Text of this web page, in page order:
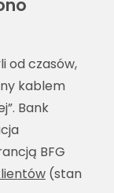
od czasów,
kablem
Bank
BFG
(stan